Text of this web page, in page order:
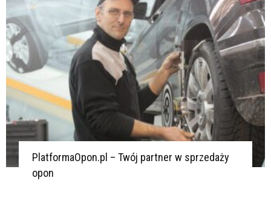
PlatformaOpon.pl – Twój partner w sprzedaży
opon